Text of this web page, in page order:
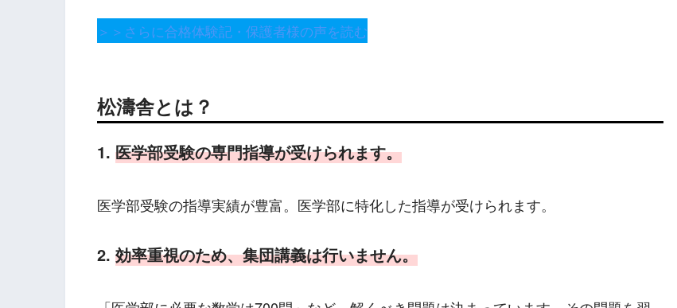
＞＞さらに合格体験記・保護者様の声を読む
松濤舎とは？
1. 医学部受験の専門指導が受けられます。
医学部受験の指導実績が豊富。医学部に特化した指導が受けられます。
2. 効率重視のため、集団講義は行いません。